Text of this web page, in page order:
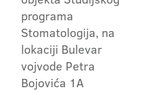
programa
Stomatologija, na
lokaciji Bulevar
vojvode Petra
Bojovića 1A